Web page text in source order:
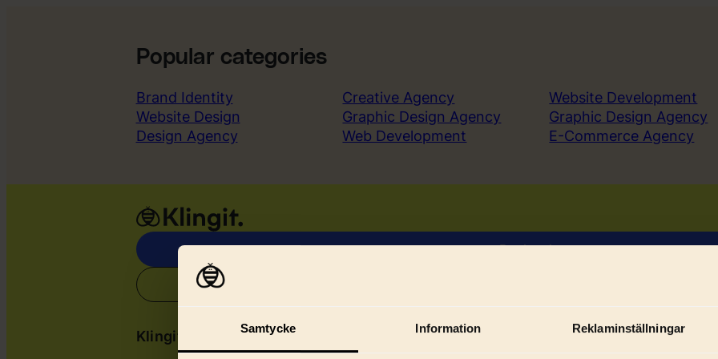
Samtycke Information Reklaminställningar
Popular categories
Brand Identity
Website Design
Design Agency
Creative Agency
Graphic Design Agency
Web Development
Website Development
Graphic Design Agency
E-Commerce Agency
Book a demo
Klingit